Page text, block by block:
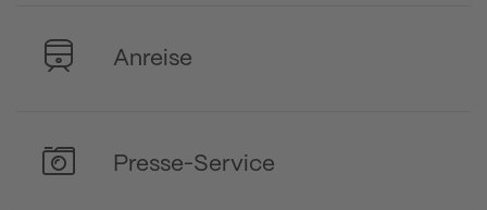
Anreise
Presse-Service